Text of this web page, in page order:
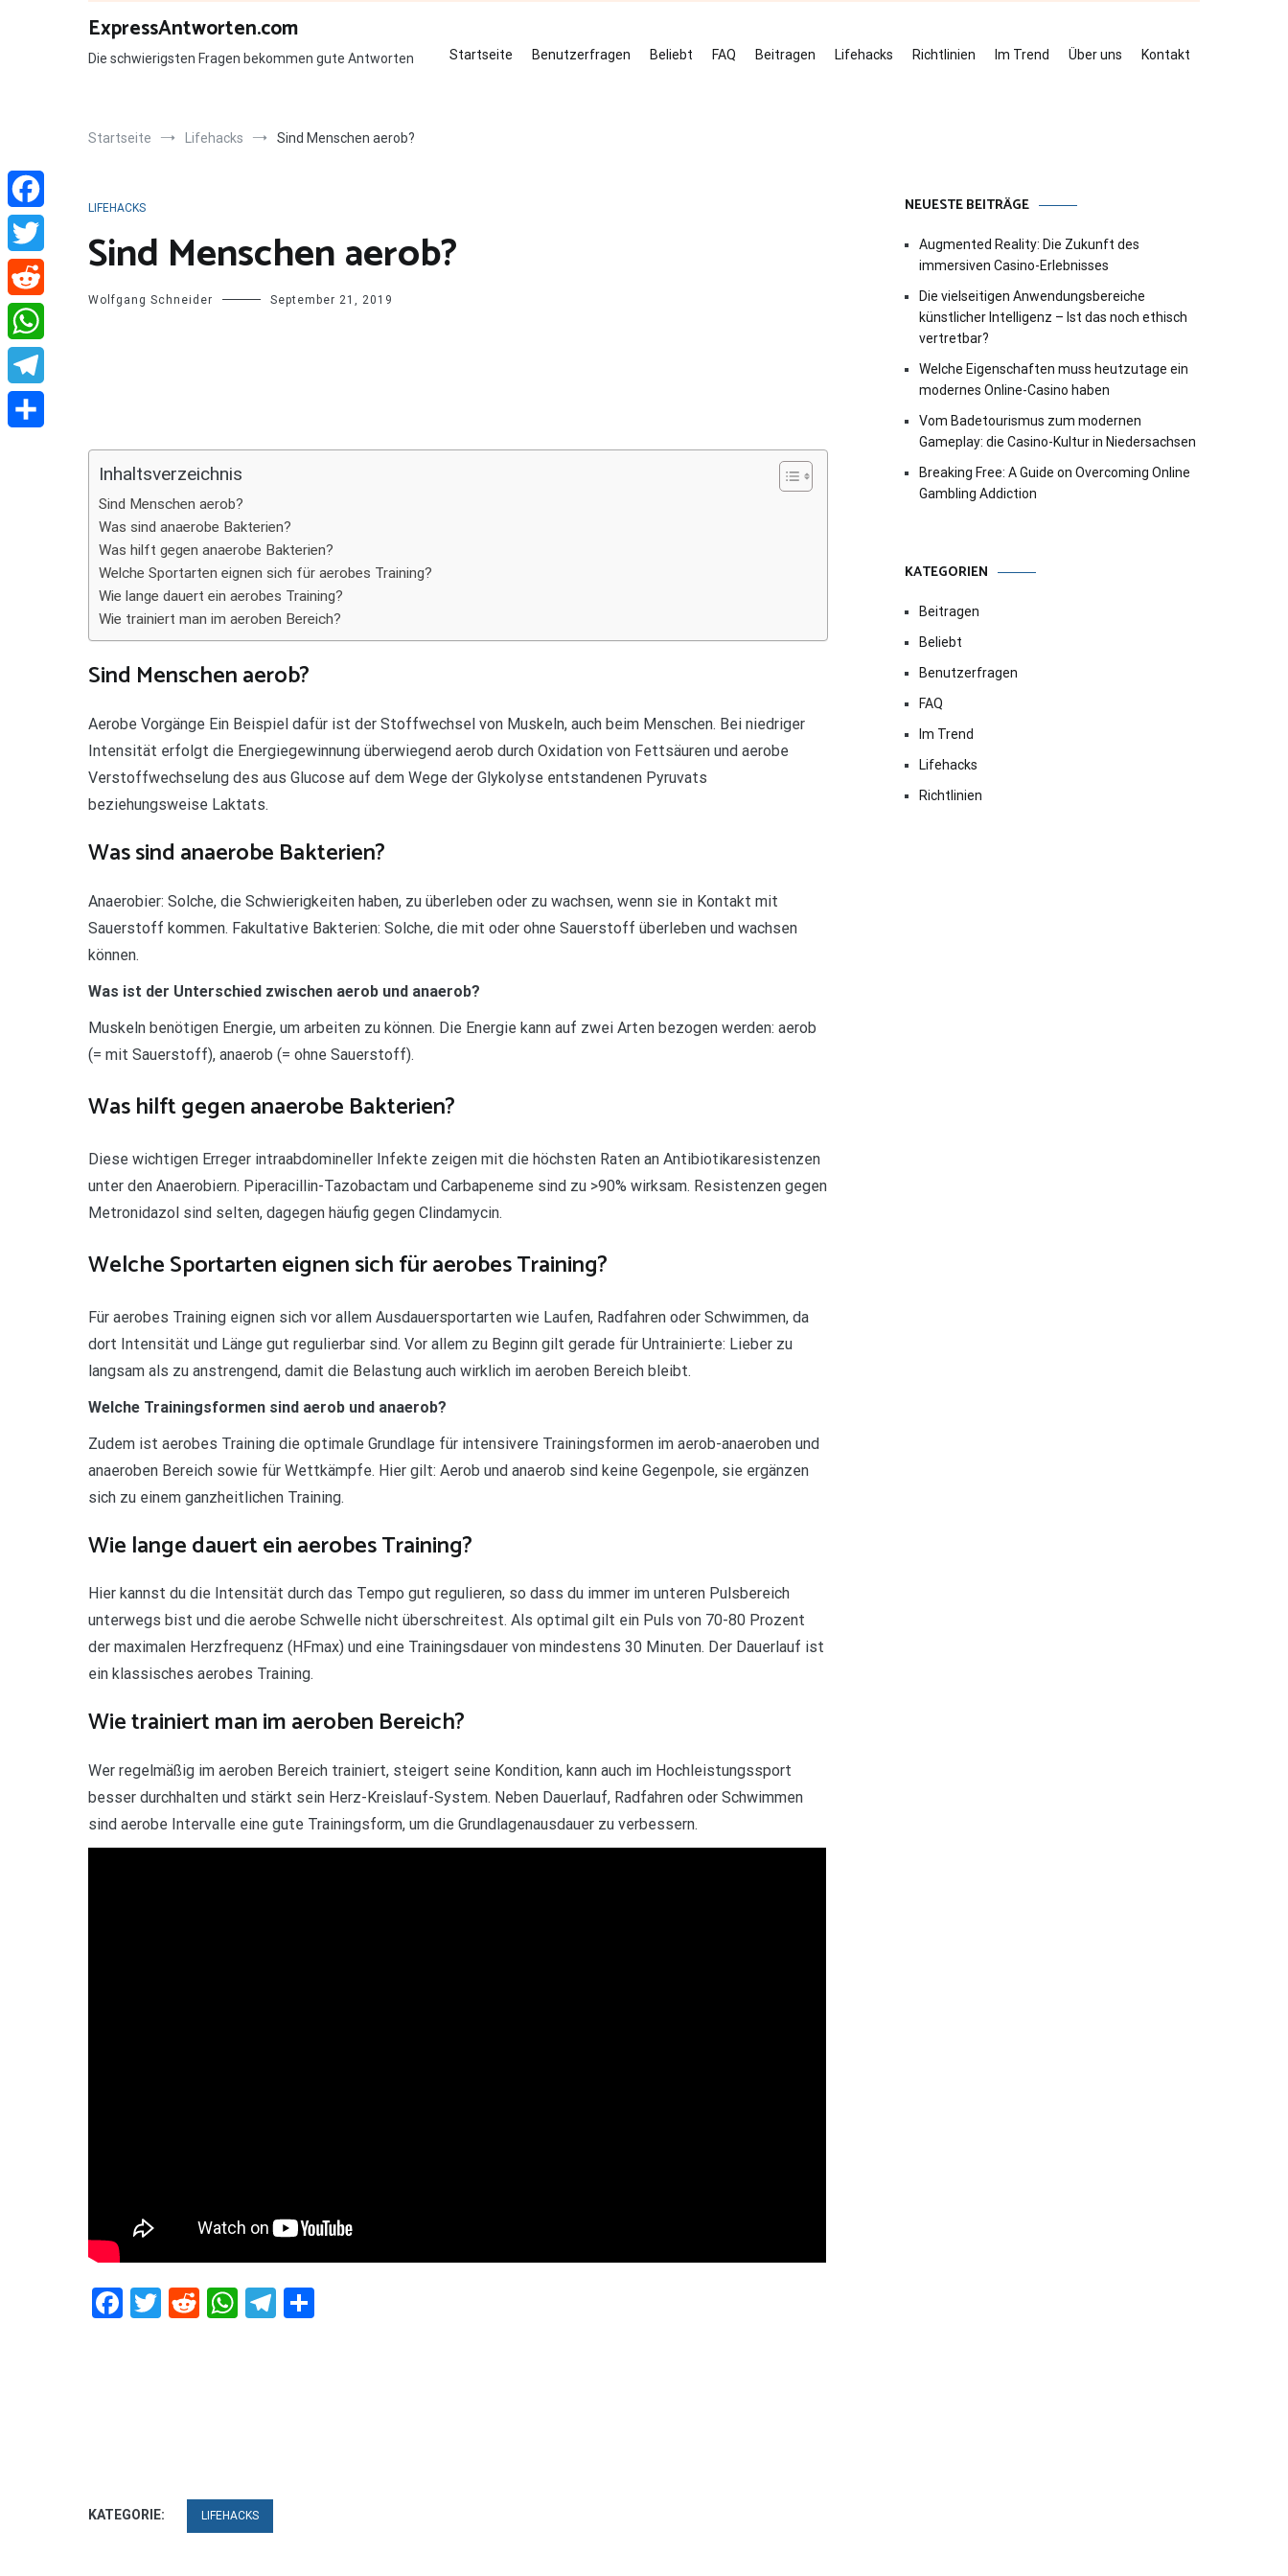
ExpressAntworten.com
Die schwierigsten Fragen bekommen gute Antworten Startseite Benutzerfragen Beliebt FAQ Beitragen Lifehacks Richtlinien Im Trend Über uns Kontakt
Startseite Lifehacks Sind Menschen aerob?
LIFEHACKS
Sind Menschen aerob?
Wolfgang Schneider September 21, 2019
Inhaltsverzeichnis
Sind Menschen aerob?
Was sind anaerobe Bakterien?
Was hilft gegen anaerobe Bakterien?
Welche Sportarten eignen sich für aerobes Training?
Wie lange dauert ein aerobes Training?
Wie trainiert man im aeroben Bereich?
Sind Menschen aerob?
Aerobe Vorgänge Ein Beispiel dafür ist der Stoffwechsel von Muskeln, auch beim Menschen. Bei niedriger
Intensität erfolgt die Energiegewinnung überwiegend aerob durch Oxidation von Fettsäuren und aerobe
Verstoffwechselung des aus Glucose auf dem Wege der Glykolyse entstandenen Pyruvats
beziehungsweise Laktats.
Was sind anaerobe Bakterien?
Anaerobier: Solche, die Schwierigkeiten haben, zu überleben oder zu wachsen, wenn sie in Kontakt mit
Sauerstoff kommen. Fakultative Bakterien: Solche, die mit oder ohne Sauerstoff überleben und wachsen
können.
Was ist der Unterschied zwischen aerob und anaerob?
Muskeln benötigen Energie, um arbeiten zu können. Die Energie kann auf zwei Arten bezogen werden: aerob
(= mit Sauerstoff), anaerob (= ohne Sauerstoff).
Was hilft gegen anaerobe Bakterien?
Diese wichtigen Erreger intraabdomineller Infekte zeigen mit die höchsten Raten an Antibiotikaresistenzen
unter den Anaerobiern. Piperacillin-Tazobactam und Carbapeneme sind zu >90% wirksam. Resistenzen gegen
Metronidazol sind selten, dagegen häufig gegen Clindamycin.
Welche Sportarten eignen sich für aerobes Training?
Für aerobes Training eignen sich vor allem Ausdauersportarten wie Laufen, Radfahren oder Schwimmen, da
dort Intensität und Länge gut regulierbar sind. Vor allem zu Beginn gilt gerade für Untrainierte: Lieber zu
langsam als zu anstrengend, damit die Belastung auch wirklich im aeroben Bereich bleibt.
Welche Trainingsformen sind aerob und anaerob?
Zudem ist aerobes Training die optimale Grundlage für intensivere Trainingsformen im aerob-anaeroben und
anaeroben Bereich sowie für Wettkämpfe. Hier gilt: Aerob und anaerob sind keine Gegenpole, sie ergänzen
sich zu einem ganzheitlichen Training.
Wie lange dauert ein aerobes Training?
Hier kannst du die Intensität durch das Tempo gut regulieren, so dass du immer im unteren Pulsbereich
unterwegs bist und die aerobe Schwelle nicht überschreitest. Als optimal gilt ein Puls von 70-80 Prozent
der maximalen Herzfrequenz (HFmax) und eine Trainingsdauer von mindestens 30 Minuten. Der Dauerlauf ist
ein klassisches aerobes Training.
Wie trainiert man im aeroben Bereich?
Wer regelmäßig im aeroben Bereich trainiert, steigert seine Kondition, kann auch im Hochleistungssport
besser durchhalten und stärkt sein Herz-Kreislauf-System. Neben Dauerlauf, Radfahren oder Schwimmen
sind aerobe Intervalle eine gute Trainingsform, um die Grundlagenausdauer zu verbessern.
Facebook
Twitter
RedditWhatsApp
Telegram
KATEGORIE: LIFEHACKS
NEUESTE BEITRÄGE
Augmented Reality: Die Zukunft des
immersiven Casino-Erlebnisses
Die vielseitigen Anwendungsbereiche
künstlicher Intelligenz – Ist das noch ethisch
vertretbar?
Welche Eigenschaften muss heutzutage ein
modernes Online-Casino haben
Vom Badetourismus zum modernen
Gameplay: die Casino-Kultur in Niedersachsen
Breaking Free: A Guide on Overcoming Online
Gambling Addiction
KATEGORIEN
Beitragen
Beliebt
Benutzerfragen
FAQ
Im Trend
Lifehacks
Richtlinien
Facebook
Twitter
Reddit
WhatsApp
Telegram